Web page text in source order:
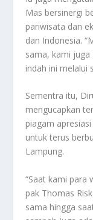
Mas bersinergi
pariwisata dan
dan Indonesia.
sama, kami
indah ini melalui
Sementra itu,
mengucapkan
piagam
untuk terus
Lampung.
“Saat kami para
pak Thomas
sama hingga